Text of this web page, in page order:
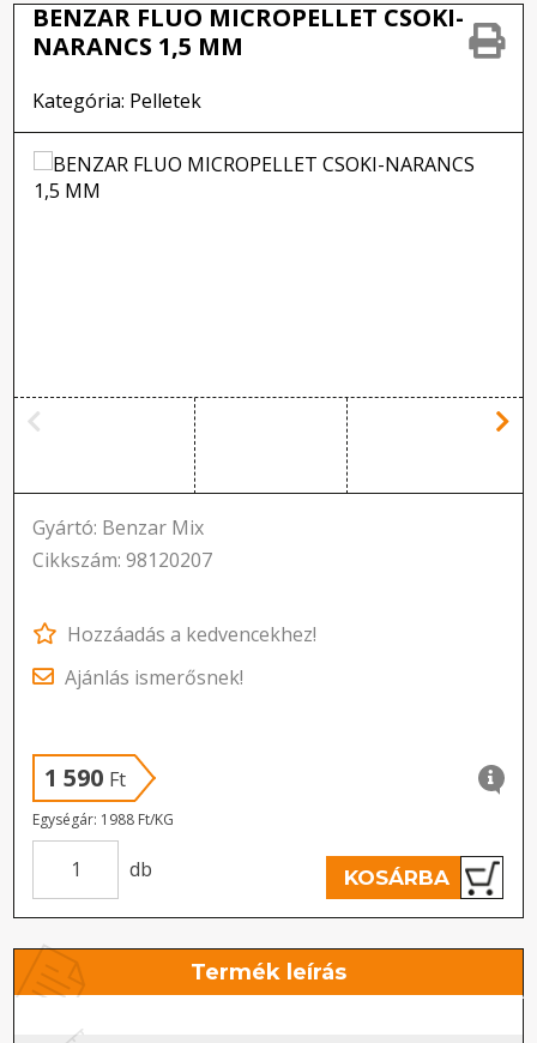
BENZAR FLUO MICROPELLET CSOKI-
NARANCS 1,5 MM
Kategória: Pelletek
Gyártó: Benzar Mix
Cikkszám: 98120207
Hozzáadás a kedvencekhez!
Ajánlás ismerősnek!
1 590 Ft
Egységár: 1988 Ft/KG
db KOSÁRBA
Termék leírás